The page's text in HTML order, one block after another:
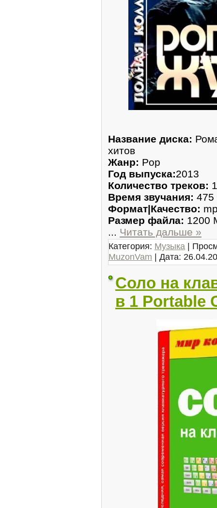
Название диска:
хитов
Жанр: Pop
Год выпуска:2013
Количество треков:
Время звучания: 475
Формат|Качество:
Размер файла: 1200
... Читать дальше »
Категория: Музыка |
MuzonVam | Дата:
Соло на
в 1 Portable